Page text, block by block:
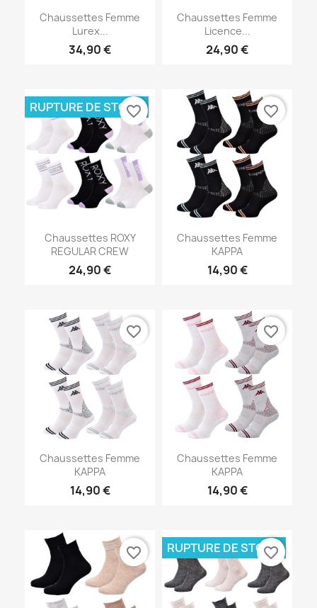
Chaussettes Femme
Lurex...
34,90 €
Chaussettes Femme
Licence...
24,90 €
Chaussettes ROXY
REGULAR CREW
24,90 €
RUPTURE DE STOCK
favorite_border
Chaussettes Femme
KAPPA
14,90 €
favorite_border
Chaussettes Femme
KAPPA
14,90 €
favorite_border
Chaussettes Femme
KAPPA
14,90 €
favorite_border
favorite_border RUPTURE DE STOCK
favorite_border